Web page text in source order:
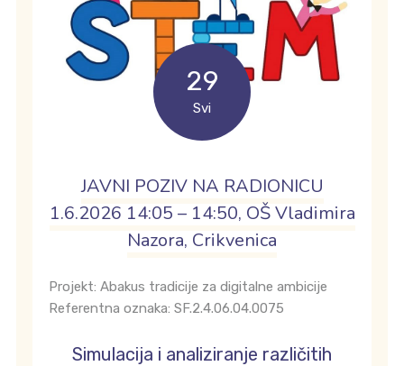
29
Svi
JAVNI POZIV NA RADIONICU
1.6.2026 14:05 – 14:50, OŠ Vladimira
Nazora, Crikvenica
Projekt: Abakus tradicije za digitalne ambicije
Referentna oznaka: SF.2.4.06.04.0075
Simulacija i analiziranje različitih